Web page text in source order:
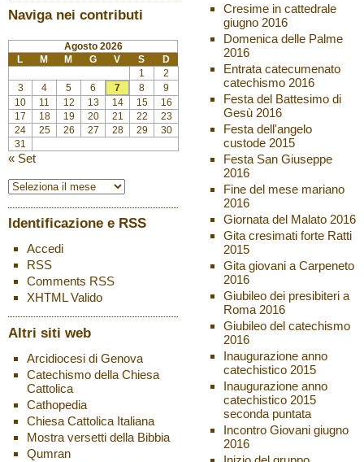
Naviga nei contributi
Agosto 2026
L
M M G V S
D
1
2
3
4 5 6 7 8
9
10
11 12 13 14 15
16
17
18 19 20 21 22
23
24
25 26 27 28 29
30
31
« Set
Identificazione e RSS
Accedi
RSS
Comments RSS
XHTMLValido
Altri siti web
Arcidiocesi di Genova
Catechismo della Chiesa
Cattolica
Cathopedia
Chiesa Cattolica Italiana
Mostra versetti della Bibbia
Qumran
Cresime in cattedrale
giugno 2016
Domenica delle Palme
2016
Entrata catecumenato
catechismo 2016
Festa del Battesimo di
Gesù 2016
Festa dell'angelo
custode 2015
Festa San Giuseppe
2016
Fine del mese mariano
2016
Giornata del Malato 2016
Gita cresimati forte Ratti
2015
Gita giovani a Carpeneto
2016
Giubileo dei presibiteri a
Roma 2016
Giubileo del catechismo
2016
Inaugurazione anno
catechistico 2015
Inaugurazione anno
catechistico 2015
seconda puntata
Incontro Giovani giugno
2016